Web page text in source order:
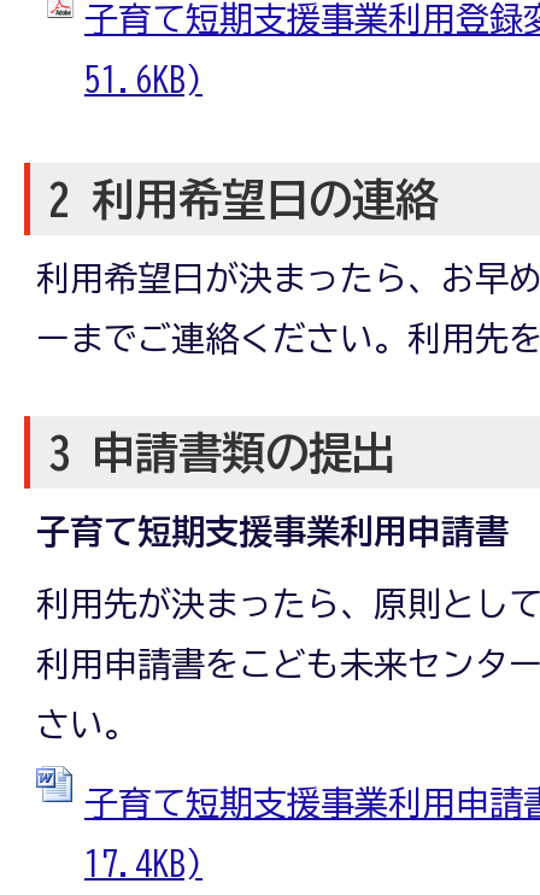
子育て短期支援事業利用登録
51.6KB)
2 利用希望日の連絡
利用希望日が決まったら、お早
ーまでご連絡ください。利用先
3 申請書類の提出
子育て短期支援事業利用申請書
利用先が決まったら、原則とし
利用申請書をこども未来センタ
さい。
子育て短期支援事業利用申
17.4KB)